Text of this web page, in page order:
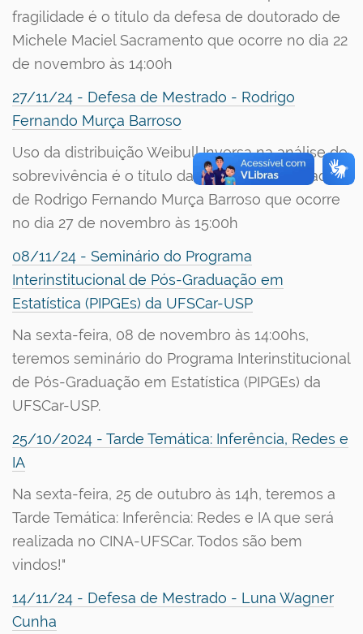
fragilidade é o título da defesa de doutorado de
Michele Maciel Sacramento que ocorre no dia 22
de novembro às 14:00h
27/11/24 - Defesa de Mestrado - Rodrigo
Fernando Murça Barroso
Uso da distribuição Weibull Inversa na análise de
sobrevivência é o título da defesa de mestrado
de Rodrigo Fernando Murça Barroso que ocorre
no dia 27 de novembro às 15:00h
08/11/24 - Seminário do Programa
Interinstitucional de Pós-Graduação em
Estatística (PIPGEs) da UFSCar-USP
Na sexta-feira, 08 de novembro às 14:00hs,
teremos seminário do Programa Interinstitucional
de Pós-Graduação em Estatística (PIPGEs) da
UFSCar-USP.
25/10/2024 - Tarde Temática: Inferência, Redes e
IA
Na sexta-feira, 25 de outubro às 14h, teremos a
Tarde Temática: Inferência: Redes e IA que será
realizada no CINA-UFSCar. Todos são bem
vindos!"
14/11/24 - Defesa de Mestrado - Luna Wagner
Cunha